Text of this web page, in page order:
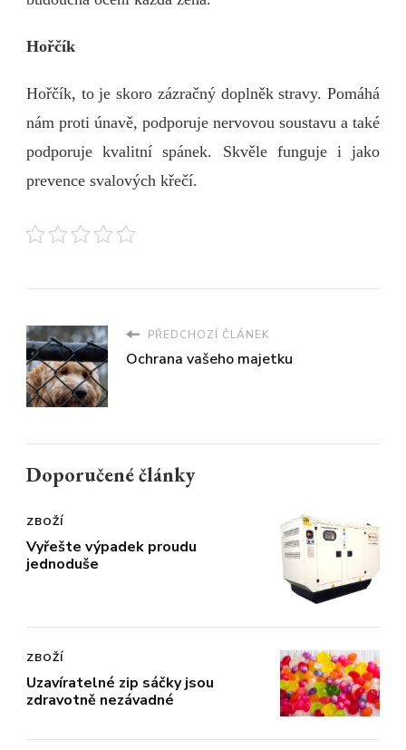
Hořčík
Hořčík, to je skoro zázračný doplněk stravy. Pomáhá
nám proti únavě, podporuje nervovou soustavu a také
podporuje kvalitní spánek. Skvěle funguje i jako
prevence svalových křečí.
PŘEDCHOZÍ ČLÁNEK
Ochrana vašeho majetku
Doporučené články
ZBOŽÍ
Vyřešte výpadek proudu
jednoduše
ZBOŽÍ
Uzavíratelné zip sáčky jsou
zdravotně nezávadné